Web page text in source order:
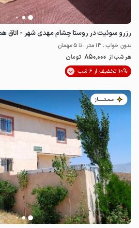
رزرو سوئیت در روستا چشام مهدی شهر - اتاق
بدون خواب . 13 متر . تا 5 مهمان
هر شب از 850٬000 تومان
10% تخفیف از 6 شب
مـمـتــــــاز